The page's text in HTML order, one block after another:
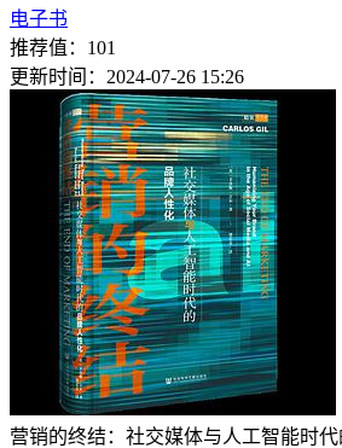
电子书
推荐值：101
更新时间：2024-07-26 15:26
营销的终结：社交媒体与人工智能时